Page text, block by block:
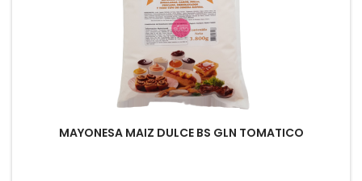
MAYONESA MAIZ DULCE BS GLN TOMATICO